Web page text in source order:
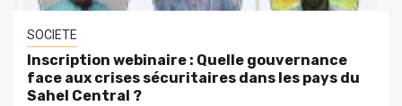
SOCIETE
Inscription webinaire : Quelle gouvernance
face aux crises sécuritaires dans les pays du
Sahel Central ?